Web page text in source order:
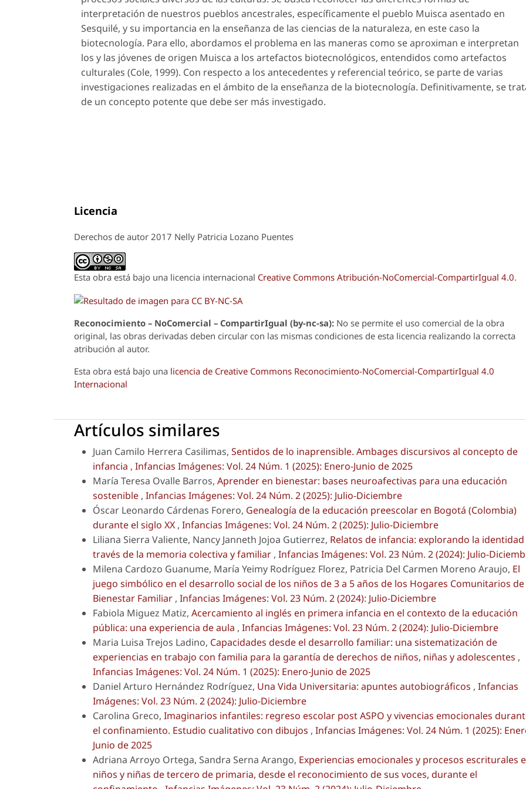
interpretación de nuestros pueblos ancestrales, específicamente el pueblo Muisca asentado en
Sesquilé, y su importancia en la enseñanza de las ciencias de la naturaleza, en este caso la
biotecnología. Para ello, abordamos el problema en las maneras como se aproximan e interpretan
los y las jóvenes de origen Muisca a los artefactos biotecnológicos, entendidos como artefactos
culturales (Cole, 1999). Con respecto a los antecedentes y referencial teórico, se parte de varias
investigaciones realizadas en el ámbito de la enseñanza de la biotecnología. Definitivamente, se
de un concepto potente que debe ser más investigado.
Licencia
Derechos de autor 2017 Nelly Patricia Lozano Puentes
Esta obra está bajo una licencia internacional Creative Commons Atribución-NoComercial-CompartirIgual 4.0.
Reconocimiento – NoComercial – CompartirIgual (by-nc-sa): No se permite el uso comercial de la obra
original, las obras derivadas deben circular con las mismas condiciones de esta licencia realizando la correcta
atribución al autor.
Esta obra está bajo una licencia de Creative Commons Reconocimiento-NoComercial-CompartirIgual 4.0
Internacional
Artículos similares
Juan Camilo Herrera Casilimas, Sentidos de lo inaprensible. Ambages discursivos al concepto de
infancia , Infancias Imágenes: Vol. 24 Núm. 1 (2025): Enero-Junio de 2025
María Teresa Ovalle Barros, Aprender en bienestar: bases neuroafectivas para una educación
sostenible , Infancias Imágenes: Vol. 24 Núm. 2 (2025): Julio-Diciembre
Óscar Leonardo Cárdenas Forero, Genealogía de la educación preescolar en Bogotá (Colombia)
durante el siglo XX , Infancias Imágenes: Vol. 24 Núm. 2 (2025): Julio-Diciembre
Liliana Sierra Valiente, Nancy Janneth Jojoa Gutierrez, Relatos de infancia: explorando la identidad
través de la memoria colectiva y familiar , Infancias Imágenes: Vol. 23 Núm. 2 (2024): Julio-
Milena Cardozo Guanume, María Yeimy Rodríguez Florez, Patricia Del Carmen Moreno Araujo, El
juego simbólico en el desarrollo social de los niños de 3 a 5 años de los Hogares Comunitarios de
Bienestar Familiar , Infancias Imágenes: Vol. 23 Núm. 2 (2024): Julio-Diciembre
Fabiola Miguez Matiz, Acercamiento al inglés en primera infancia en el contexto de la educación
pública: una experiencia de aula , Infancias Imágenes: Vol. 23 Núm. 2 (2024): Julio-Diciembre
Maria Luisa Trejos Ladino, Capacidades desde el desarrollo familiar: una sistematización de
experiencias en trabajo con familia para la garantía de derechos de niños, niñas y adolescentes ,
Infancias Imágenes: Vol. 24 Núm. 1 (2025): Enero-Junio de 2025
Daniel Arturo Hernández Rodríguez, Una Vida Universitaria: apuntes autobiográficos , Infancias
Imágenes: Vol. 23 Núm. 2 (2024): Julio-Diciembre
Carolina Greco, Imaginarios infantiles: regreso escolar post ASPO y vivencias emocionales
el confinamiento. Estudio cualitativo con dibujos , Infancias Imágenes: Vol. 24 Núm. 1 (2025):
Junio de 2025
Adriana Arroyo Ortega, Sandra Serna Arango, Experiencias emocionales y procesos escriturales
niños y niñas de tercero de primaria, desde el reconocimiento de sus voces, durante el